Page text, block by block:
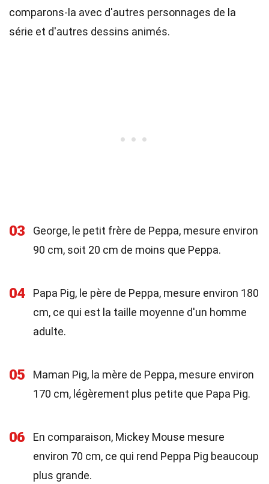
comparons-la avec d'autres personnages de la
série et d'autres dessins animés.
03
George, le petit frère de Peppa, mesure environ
90 cm, soit 20 cm de moins que Peppa.
04
Papa Pig, le père de Peppa, mesure environ 180
cm, ce qui est la taille moyenne d'un homme
adulte.
05
Maman Pig, la mère de Peppa, mesure environ
170 cm, légèrement plus petite que Papa Pig.
06
En comparaison, Mickey Mouse mesure
environ 70 cm, ce qui rend Peppa Pig beaucoup
plus grande.